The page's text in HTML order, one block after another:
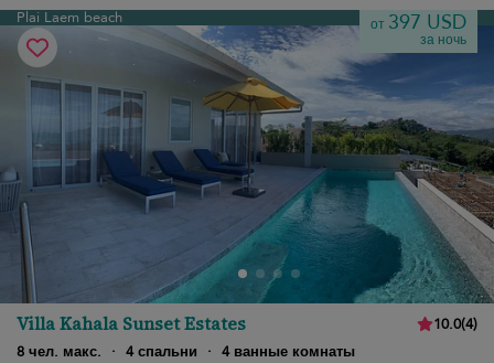
Plai Laem beach от 397 USD
за ночь
Villa Kahala Sunset Estates 10.0(4)
8 чел. макс.
· 4 спальни · 4 ванные комнаты